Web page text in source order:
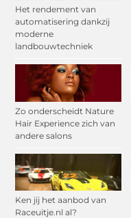
Het rendement van
automatisering dankzij
moderne
landbouwtechniek
Zo onderscheidt Nature
Hair Experience zich van
andere salons
Ken jij het aanbod van
Raceuitje.nl al?